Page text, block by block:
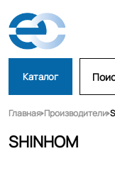
Каталог
Главная Производители
SHINHOM